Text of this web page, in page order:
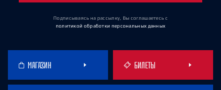
Подписываясь на рассылку, Вы соглашаетесь с
политикой обработки персональных данных
МАГАЗИН БИЛЕТЫ